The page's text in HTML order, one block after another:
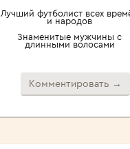
Лучший футболист всех
и народов
Знаменитые мужчины с
длинными волосами
Комментировать →